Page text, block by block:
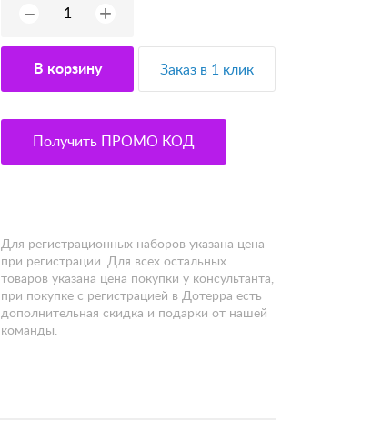
− +
В корзину Заказ в 1 клик
Получить ПРОМО КОД
Для регистрационных наборов указана цена
при регистрации. Для всех остальных
товаров указана цена покупки у консультанта,
при покупке с регистрацией в Дотерра есть
дополнительная скидка и подарки от нашей
команды.